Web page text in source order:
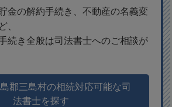
金の解約手続き、不動産の名義変
、
続き全般は司法書士へのご相談が
郡三島村の相続対応可能な司
法書士を探す